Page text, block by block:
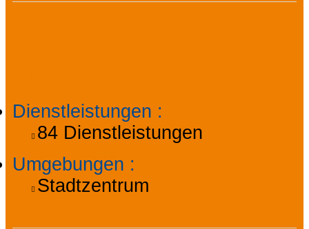
Dienstleistungen :
84 Dienstleistungen
Umgebungen :
Stadtzentrum